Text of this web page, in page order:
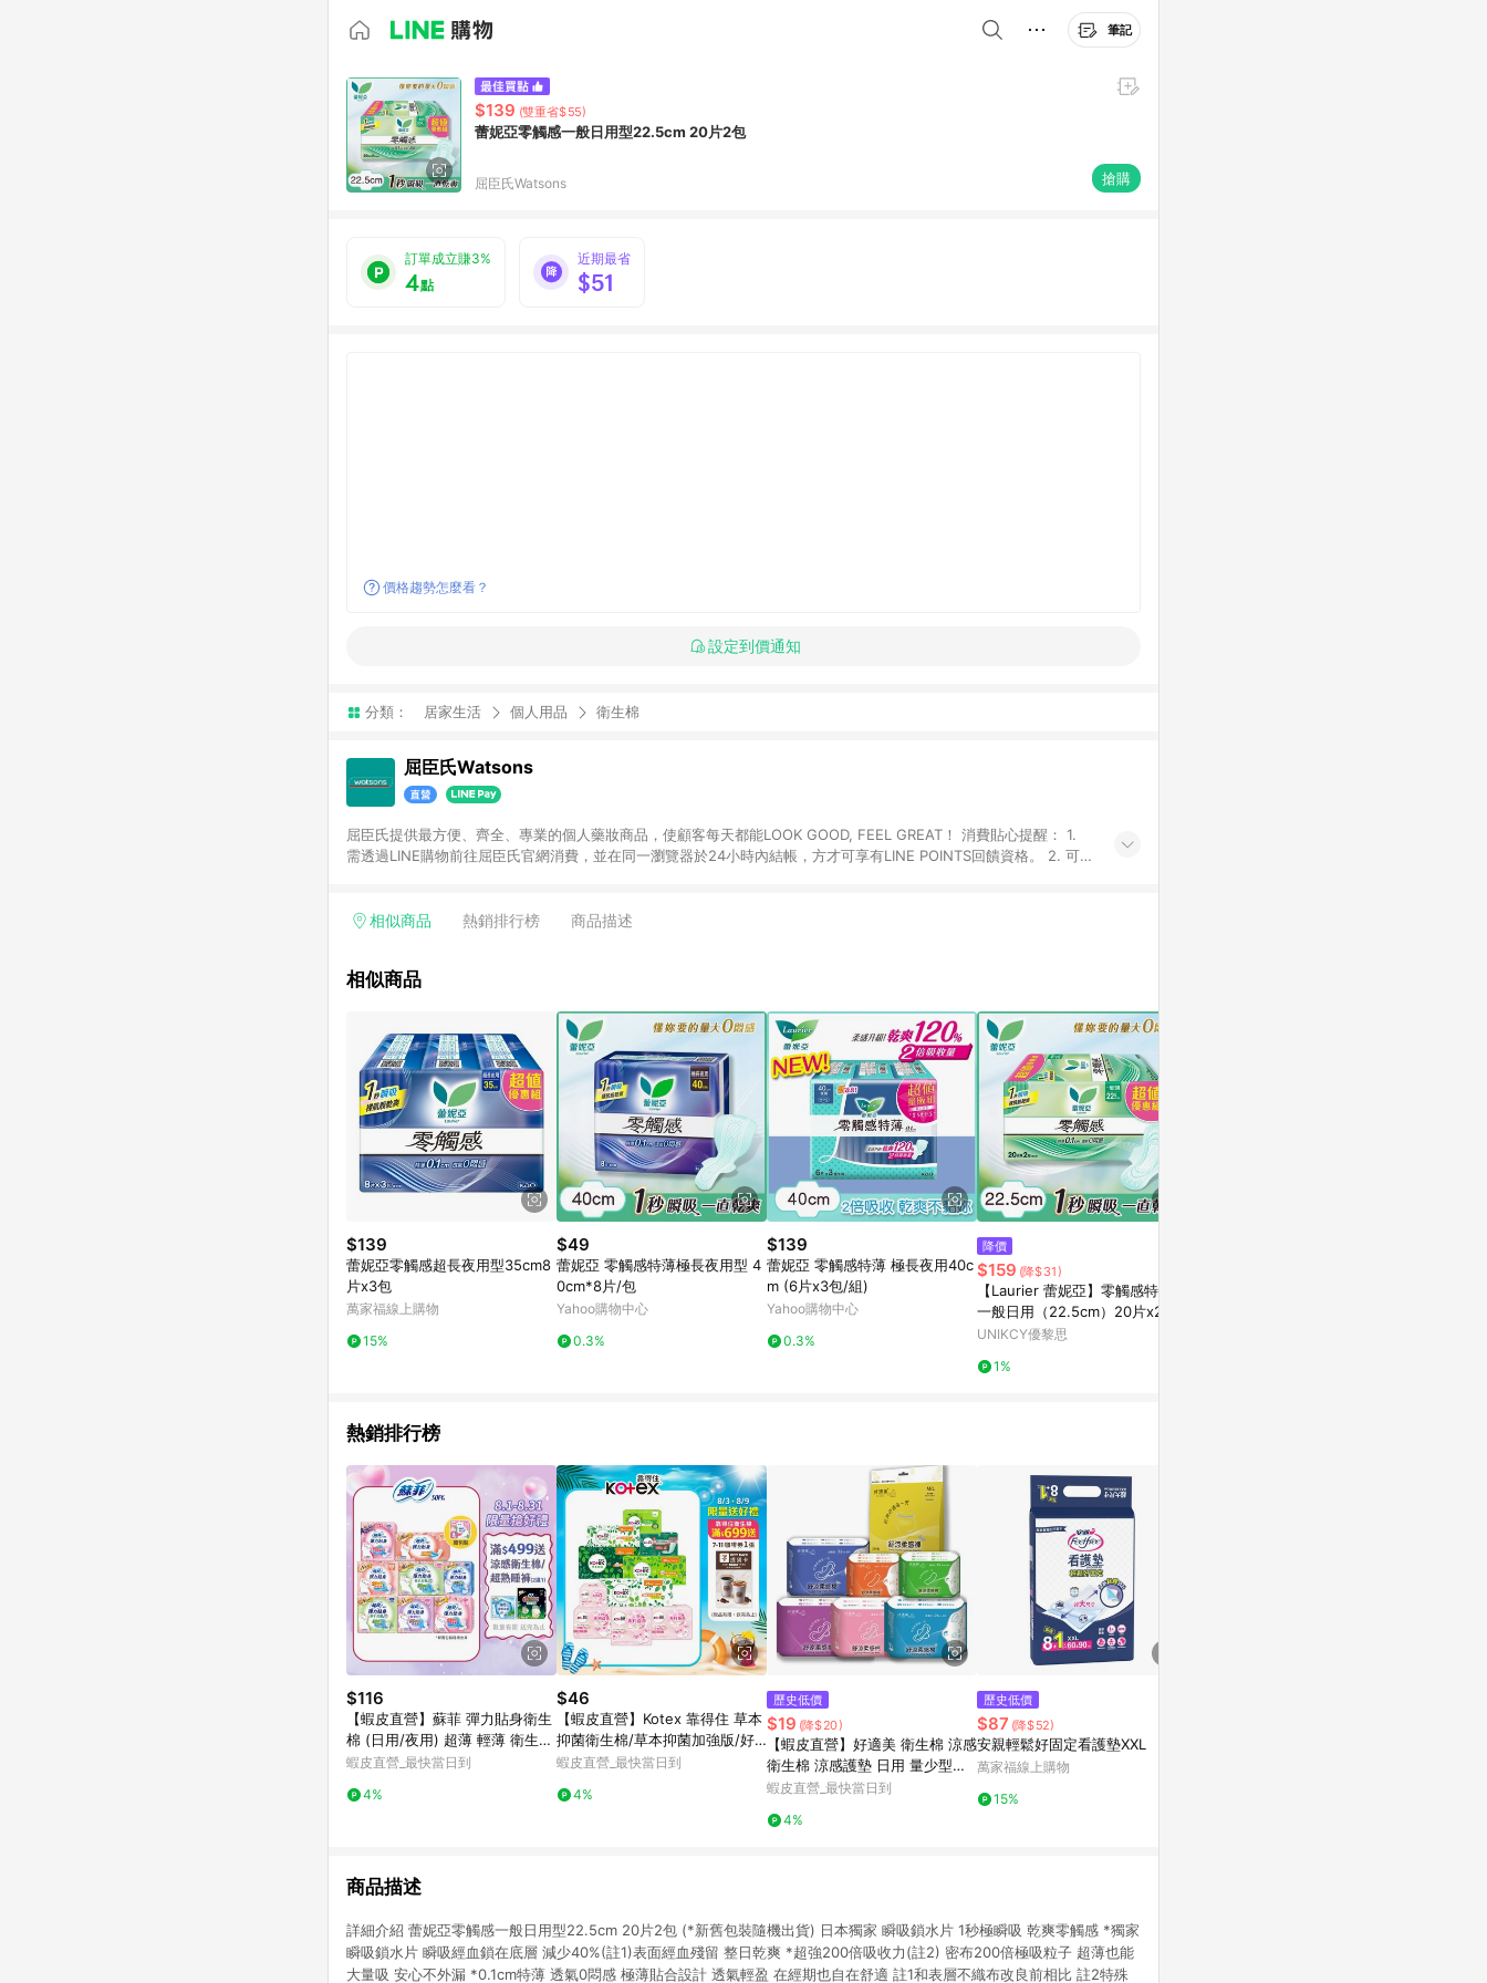
筆記
$139 (雙重省$55)
蕾妮亞零觸感一般日用型22.5cm 20片2包
屈臣氏Watsons 搶購
訂單成立賺3%
4點
近期最省
$51
價格趨勢怎麼看？
設定到價通知
分類： 居家生活 個人用品 衛生棉
屈臣氏Watsons
屈臣氏提供最方便、齊全、專業的個人藥妝商品，使顧客每天都能LOOK GOOD, FEEL GREAT！ 消費貼心提醒： 1.
需透過LINE購物前往屈臣氏官網消費，並在同一瀏覽器於24小時內結帳，方才可享有LINE POINTS回饋資格。 2. 可同
前後發送。5.屈臣氏保留365天訂單記錄，相關問題請於保留時間內聯絡客服中心，並由屈臣氏進行訂單資格確認。 6.
相似商品 熱銷排行榜 商品描述
相似商品
$139
蕾妮亞零觸感超長夜用型35cm8
片x3包
萬家福線上購物
15%
$49
蕾妮亞 零觸感特薄極長夜用型 4
0cm*8片/包
Yahoo購物中心
0.3%
$139
蕾妮亞 零觸感特薄 極長夜用40c
m (6片x3包/組)
Yahoo購物中心
0.3%
降價
$159 (降$31)
【Laurier 蕾妮亞】零觸感特薄
一般日用（22.5cm）20片x2包
UNIKCY優黎思
1%
熱銷排行榜
$116
【蝦皮直營】蘇菲 彈力貼身衛生
棉 (日用/夜用) 超薄 輕薄 衛生棉
防漏 草本抑菌 量少型
蝦皮直營_最快當日到
4%
$46
【蝦皮直營】Kotex 靠得住 草本
抑菌衛生棉/草本抑菌加強版/好
菌PLUS+ 日用/夜用/護墊 乾爽新
蝦皮直營_最快當日到
4%
歷史低價
$19 (降$20)
【蝦皮直營】好適美 衛生棉 涼感
衛生棉 涼感護墊 日用 量少型護
墊 超長加長 夜用衛生棉 衛生巾
蝦皮直營_最快當日到
4%
歷史低價
$87 (降$52)
安親輕鬆好固定看護墊XXL
萬家福線上購物
15%
商品描述
詳細介紹 蕾妮亞零觸感一般日用型22.5cm 20片2包 (*新舊包裝隨機出貨) 日本獨家 瞬吸鎖水片 1秒極瞬吸 乾爽零觸感 *獨家
瞬吸鎖水片 瞬吸經血鎖在底層 減少40%(註1)表面經血殘留 整日乾爽 *超強200倍吸收力(註2) 密布200倍極吸粒子 超薄也能
大量吸 安心不外漏 *0.1cm特薄 透氣0悶感 極薄貼合設計 透氣輕盈 在經期也自在舒適 註1和表層不織布改良前相比 註2特殊